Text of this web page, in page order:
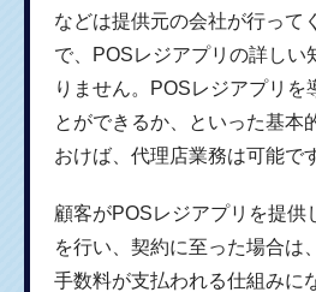
などは提供元の会社が行って
で、POSレジアプリの詳しい
りません。POSレジアプリを
とができるか、といった基本
おけば、代理店業務は可能で
顧客がPOSレジアプリを提供
を行い、契約に至った場合は
手数料が支払われる仕組みに